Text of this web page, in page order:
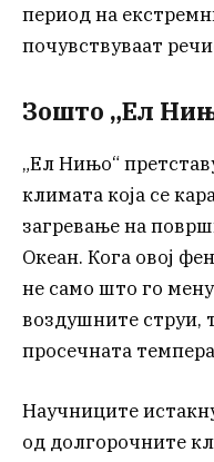
период на
почувствуваат
Зошто „Ел
„Ел Нињо“
климата која се
загревање на
Океан. Кога овој
не само што го
воздушните струи,
просечната
Научниците
од долгорочните